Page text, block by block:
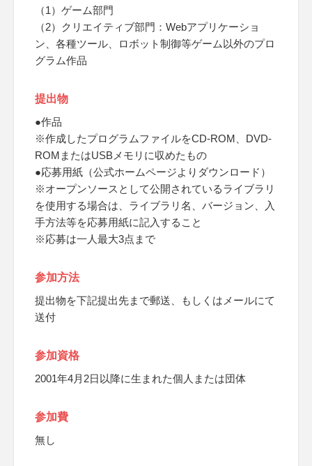
（1）ゲーム部門
（2）クリエイティブ部門：Webアプリケーショ
ン、各種ツール、ロボット制御等ゲーム以外のプロ
グラム作品
提出物
●作品
※作成したプログラムファイルをCD-ROM、DVD-
ROMまたはUSBメモリに収めたもの
●応募用紙（公式ホームページよりダウンロード）
※オープンソースとして公開されているライブラリ
を使用する場合は、ライブラリ名、バージョン、入
手方法等を応募用紙に記入すること
※応募は一人最大3点まで
参加方法
提出物を下記提出先まで郵送、もしくはメールにて
送付
参加資格
2001年4月2日以降に生まれた個人または団体
参加費
無し